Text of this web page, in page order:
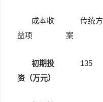
成本收
益项
传统方
案
初期投
资（万元）
135